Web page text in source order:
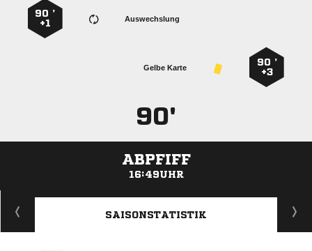
Auswechslung
90 ’
+1
90 ’
+3
Gelbe Karte
90'
ABPFIFF
16:49UHR
ANZEIGE
SAISONSTATISTIK